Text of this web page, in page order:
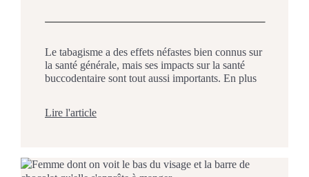
Le tabagisme a des effets néfastes bien connus sur
la santé générale, mais ses impacts sur la santé
buccodentaire sont tout aussi importants. En plus
le cancer buccal. L’équipe du Centre Dentaire
Lire l'article